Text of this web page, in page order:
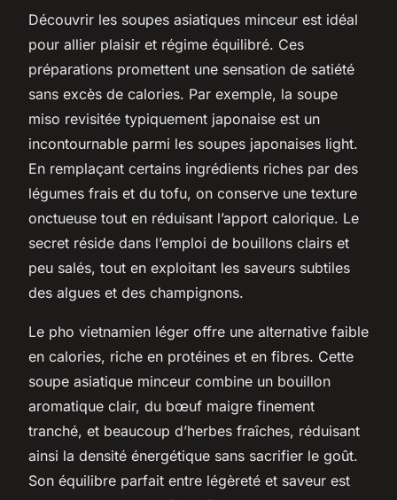
Découvrir les soupes asiatiques minceur est idéal
pour allier plaisir et régime équilibré. Ces
préparations promettent une sensation de satiété
sans excès de calories. Par exemple, la soupe
miso revisitée typiquement japonaise est un
incontournable parmi les soupes japonaises light.
En remplaçant certains ingrédients riches par des
légumes frais et du tofu, on conserve une texture
onctueuse tout en réduisant l’apport calorique. Le
secret réside dans l’emploi de bouillons clairs et
peu salés, tout en exploitant les saveurs subtiles
des algues et des champignons.
Le pho vietnamien léger offre une alternative faible
en calories, riche en protéines et en fibres. Cette
soupe asiatique minceur combine un bouillon
aromatique clair, du bœuf maigre finement
tranché, et beaucoup d’herbes fraîches, réduisant
ainsi la densité énergétique sans sacrifier le goût.
Son équilibre parfait entre légèreté et saveur est